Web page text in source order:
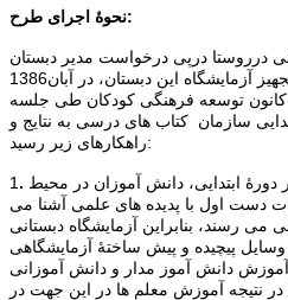
نحوۀ اجرای طرح:
درروستا درپی درخواست مدیر دبستان
شهید منجّم ،روستای آفریز برای تجهیز آزمایشگاه این دبستان، در آبان1386
کانون توسعه فرهنگی کودکان طی جلسه
سازمان کتاب های درسی به نتایج و
راهکارهای زیر رسید:
1 .
دست اول با پدیده های علمی آشنا می
رسند، بنابراین آزمایشگاه دبستانی
پیچیده و پیش ساختۀ آزمایشگاهی
آموزش دانش آموز مدار و دانش آموزانی
نتیجه آموزش معلم ها در این جهت در